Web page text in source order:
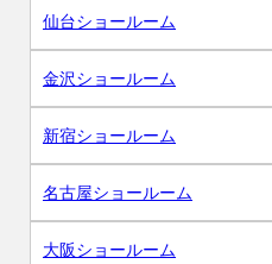
仙台ショールーム
金沢ショールーム
新宿ショールーム
名古屋ショールーム
大阪ショールーム